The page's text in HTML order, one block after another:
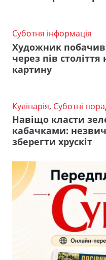
Суботня інформація
Художник
через пів
картину
Кулінарія, Суботні
Навіщо класти
кабачками:
зберегти хрускіт